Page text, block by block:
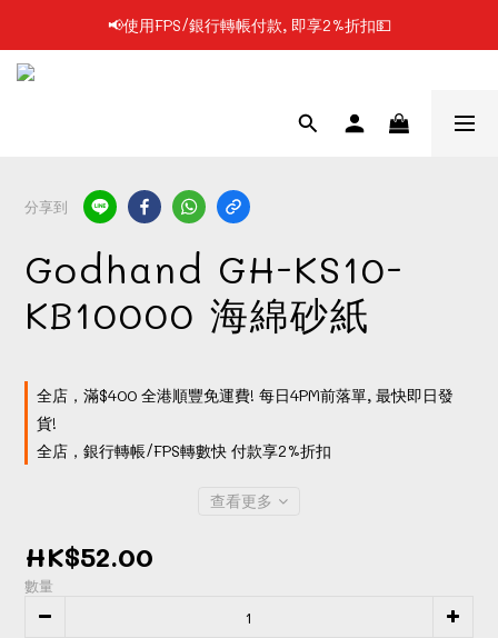
📢凡購物滿$199 順豐自提點免運費📦📦
📢使用FPS/銀行轉帳付款, 即享2%折扣💵
分享到
Godhand GH-KS10-
KB10000 海綿砂紙
全店，滿$400 全港順豐免運費! 每日4PM前落單, 最快即日發
貨!
全店，銀行轉帳/FPS轉數快 付款享2%折扣
查看更多
HK$52.00
數量